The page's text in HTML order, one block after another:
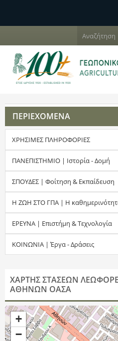
Φ
ό
μ
α
α
ν
α
ζ
ή
τ
σ
η
ς
ΠΕΡΙΕΧΟΜΕΝΑ
ΧΡΗΣΙΜΕΣ ΠΛΗΡΟΦΟΡΙΕΣ
ΠΑΝΕΠΙΣΤΗΜΙΟ | Ιστορία - Δομή
ΣΠΟΥΔΕΣ | Φοίτηση & Εκπαίδευση
Η ΖΩΗ ΣΤΟ ΓΠΑ | Η
ΕΡΕΥΝΑ | Επιστήμη & Τεχνολογία
ΚΟΙΝΩΝΙΑ | Έργα - Δράσεις
ΧΑΡΤΗΣ ΣΤΑΣΕΩΝ
ΑΘΗΝΩΝ ΟΑΣΑ
+
−